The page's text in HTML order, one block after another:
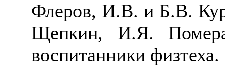
Флеров, И.В. и Б.В.
Щепкин, И.Я.
воспитанники физтеха.